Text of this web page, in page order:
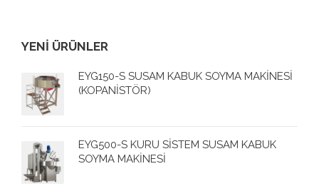
YENİ ÜRÜNLER
EYG150-S SUSAM KABUK SOYMA MAKİNESİ
(KOPANİSTÖR)
EYG500-S KURU SİSTEM SUSAM KABUK
SOYMA MAKİNESİ